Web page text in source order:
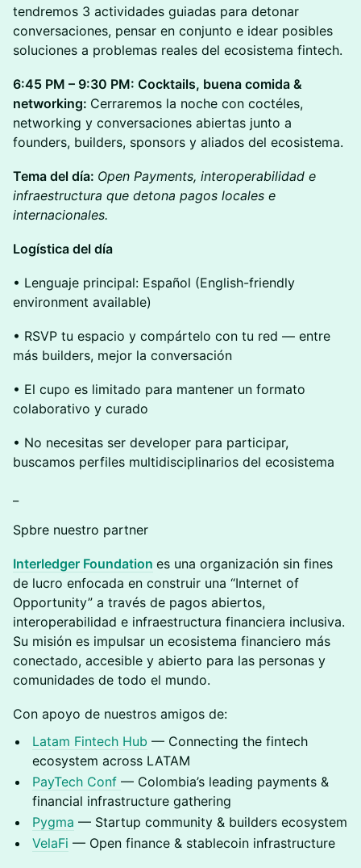
tendremos 3 actividades guiadas para detonar
conversaciones, pensar en conjunto e idear posibles
soluciones a problemas reales del ecosistema fintech.
6:45 PM – 9:30 PM: Cocktails, buena comida &
networking: Cerraremos la noche con coctéles,
networking y conversaciones abiertas junto a
founders, builders, sponsors y aliados del ecosistema.
Tema del día: Open Payments, interoperabilidad e
infraestructura que detona pagos locales e
internacionales.
Logística del día
• Lenguaje principal: Español (English-friendly
environment available)
• RSVP tu espacio y compártelo con tu red — entre
más builders, mejor la conversación
• El cupo es limitado para mantener un formato
colaborativo y curado
• No necesitas ser developer para participar,
buscamos perfiles multidisciplinarios del ecosistema
Spbre nuestro partner
Interledger Foundation es una organización sin fines
de lucro enfocada en construir una “Internet of
Opportunity” a través de pagos abiertos,
interoperabilidad e infraestructura financiera inclusiva.
Su misión es impulsar un ecosistema financiero más
conectado, accesible y abierto para las personas y
comunidades de todo el mundo.
Con apoyo de nuestros amigos de:
Latam Fintech Hub — Connecting the fintech
ecosystem across LATAM
PayTech Conf — Colombia’s leading payments &
financial infrastructure gathering
Pygma — Startup community & builders ecosystem
VelaFi — Open finance & stablecoin infrastructure